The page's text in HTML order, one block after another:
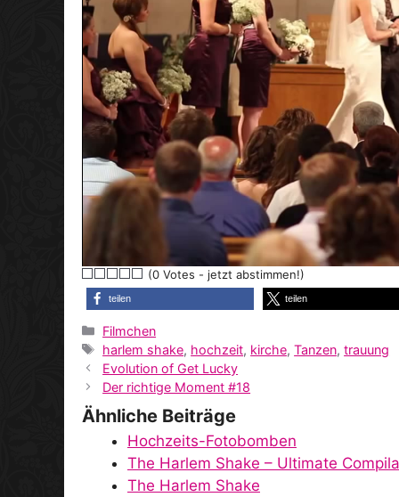
(0 Votes - jetzt abstimmen!)
teilen teilen
Kategorien
Filmchen
Schlagwörter
harlem shake, hochzeit, kirche,Tanzen,trauung
Evolution of Get Lucky
Der richtige Moment #18
Ähnliche Beiträge
Hochzeits-Fotobomben
The Harlem Shake – Ultimate
The Harlem Shake